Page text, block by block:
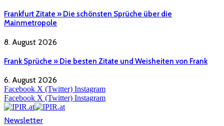
Frankfurt Zitate » Die schönsten Sprüche über die
Mainmetropole
8. August 2026
Frank Sprüche » Die besten Zitate und Weisheiten von Frank
6. August 2026
Facebook X (Twitter) Instagram
Facebook X (Twitter) Instagram
Newsletter